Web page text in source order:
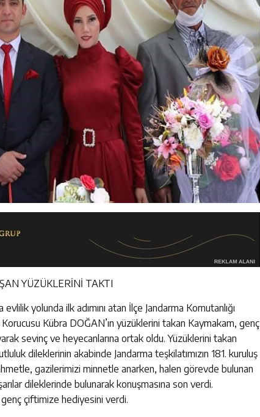
YÜZÜKLERİNİ TAKTI
yolunda ilk adımını atan İlçe Jandarma Komutanlığı
Kübra DOĞAN’ın yüzüklerini takan Kaymakam, genç
sevinç ve heyecanlarına ortak oldu. Yüzüklerini takan
dileklerinin akabinde Jandarma teşkilatımızın 181. kuruluş
gazilerimizi minnetle anarken, halen görevde bulunan
dileklerinde bulunarak konuşmasına son verdi.
çiftimize hediyesini verdi.